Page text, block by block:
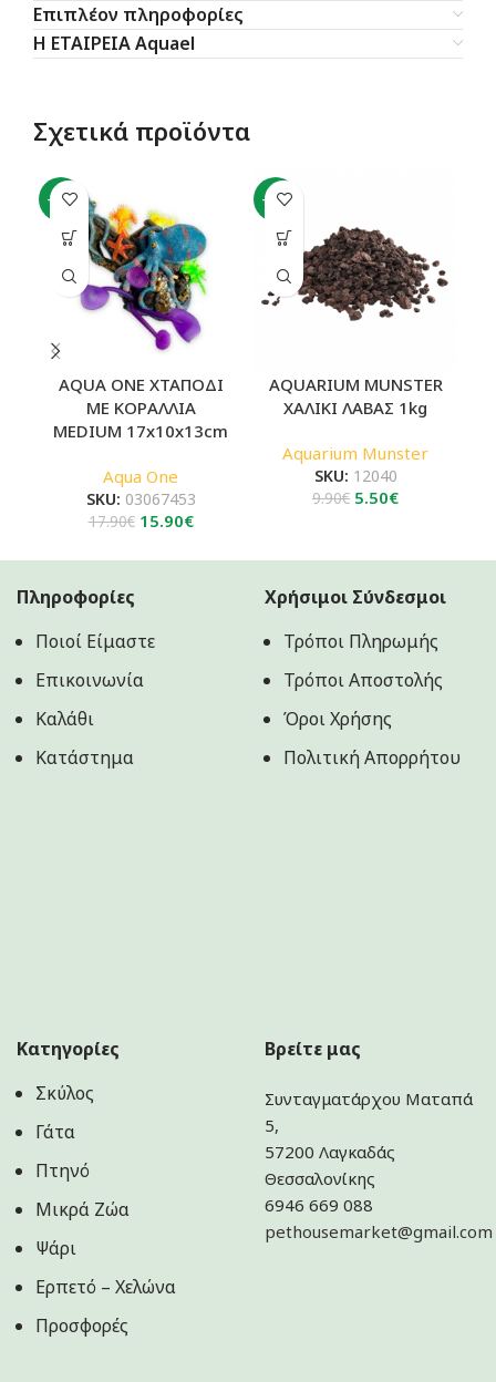
Επιπλέον πληροφορίες
Η ΕΤΑΙΡΕΙΑ Aquael
Σχετικά προϊόντα
-11%
AQUA ONE ΧΤΑΠΟΔΙ
ΜΕ ΚΟΡΑΛΛΙΑ
MEDIUM 17x10x13cm
Aqua One
SKU: 03067453
17.90€ Original
was:
15.90€Η
τιμή
-44%
AQUARIUM MUNSTER
ΧΑΛΙΚΙ ΛΑΒΑΣ 1kg
Aquarium Munster
SKU: 12040
9.90€ Original
9.90€.
5.50€Η
είναι:
5.50€.
Πληροφορίες
Ποιοί Είμαστε
Επικοινωνία
Καλάθι
Κατάστημα
Χρήσιμοι Σύνδεσμοι
Τρόποι Πληρωμής
Τρόποι Αποστολής
Όροι Χρήσης
Πολιτική Aπορρήτου
Κατηγορίες
Σκύλος
Γάτα
Πτηνό
Μικρά Ζώα
Ψάρι
Ερπετό – Χελώνα
Προσφορές
Βρείτε μας
Συνταγματάρχου Ματαπά
5,
57200 Λαγκαδάς
Θεσσαλονίκης
6946 669 088
pethousemarket@gmail.com